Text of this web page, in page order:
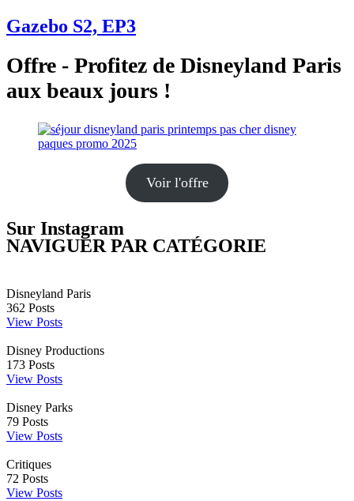
Gazebo S2, EP3
Offre - Profitez de Disneyland Paris
aux beaux jours !
Voir l'offre
Sur Instagram
NAVIGUER PAR CATÉGORIE
Disneyland Paris
362 Posts
View Posts
Disney Productions
173 Posts
View Posts
Disney Parks
79 Posts
View Posts
Critiques
72 Posts
View Posts